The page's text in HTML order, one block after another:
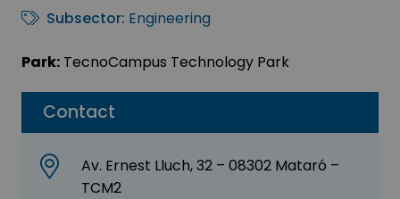
Contact
Av. Ernest Lluch, 32 – 08302 Mataró –
TCM2
Subsector: Engineering
Park: TecnoCampus Technology Park